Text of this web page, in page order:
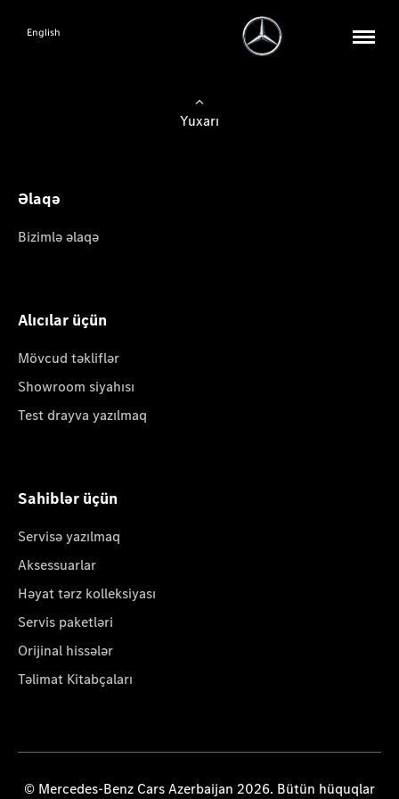
English
Yuxarı
Əlaqə
Bizimlə əlaqə
Alıcılar üçün
Mövcud təkliflər
Showroom siyahısı
Test drayva yazılmaq
Sahiblər üçün
Servisə yazılmaq
Aksessuarlar
Həyat tərz kolleksiyası
Servis paketləri
Orijinal hissələr
Təlimat Kitabçaları
© Mercedes-Benz Cars Azerbaijan 2026. Bütün hüquqlar